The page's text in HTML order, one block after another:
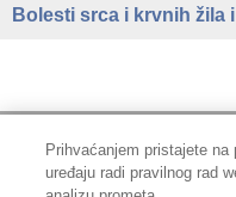
Bolesti srca i krvnih žila
Prihvaćanjem pristajete
uređaju radi pravilnog rad